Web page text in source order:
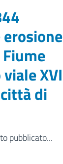
XVI
di
pubblicato...